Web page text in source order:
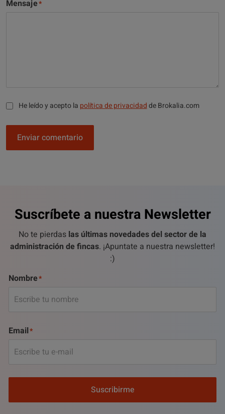
Mensaje
He leído y acepto la política de privacidadde Brokalia.com
Enviar comentario
Suscríbete a nuestra Newsletter
No te pierdas las últimas novedades del sector de la
administración de fincas. ¡Apuntate a nuestra newsletter!
:)
Nombre
Email
Suscribirme